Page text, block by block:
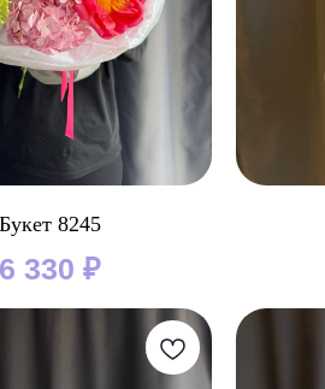
Букет 8245
6 330 ₽